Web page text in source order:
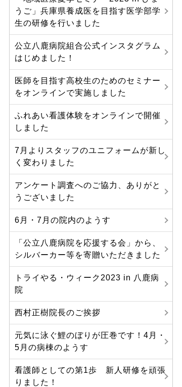
うご」兵庫県養成医を目指す医学部学
生の研修を行いました
公立八鹿病院組合公式インスタグラム
はじめました！
医師を目指す高校生のためのセミナー
をオンラインで実施しました
ふれあい看護体験をオンラインで開催
しました
7月よりスタッフのユニフォームが新し
く変わりました
アンケート調査へのご協力、ありがと
うございました
6月・7月の院内のようす
「公立八鹿病院を応援する会」から、
シルバーカー等を寄贈いただきました
トライやる・ウィーク2023 in 八鹿病
院
西村正樹院長のご挨拶
元気に泳ぐ鯉のぼりが圧巻です！4月・
5月の病棟のようす
看護師としての第1歩 新人研修を頑張
りました！